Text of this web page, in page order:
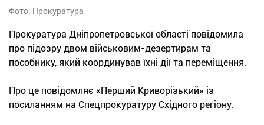
Фото: Прокуратура
Прокуратура Дніпропетровської області повідомила
про підозру двом військовим-дезертирам та
пособнику, який координував їхні дії та переміщення.
Про це повідомляє «Перший Криворізький» із
посиланням на Спецпрокуратуру Східного регіону.